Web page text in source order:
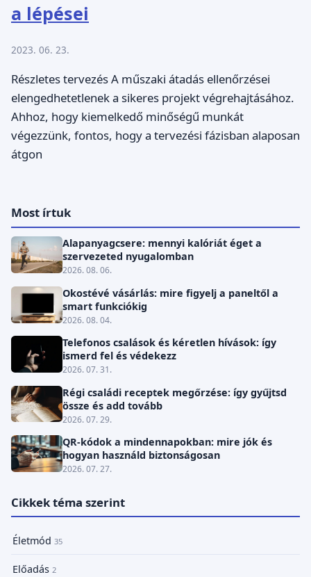
a lépései
2023. 06. 23.
Részletes tervezés A műszaki átadás ellenőrzései
elengedhetetlenek a sikeres projekt végrehajtásához.
Ahhoz, hogy kiemelkedő minőségű munkát
végezzünk, fontos, hogy a tervezési fázisban alaposan
átgon
Most írtuk
Alapanyagcsere: mennyi kalóriát éget a
szervezeted nyugalomban
2026. 08. 06.
Okostévé vásárlás: mire figyelj a paneltől a
smart funkciókig
2026. 08. 04.
Telefonos csalások és kéretlen hívások: így
ismerd fel és védekezz
2026. 07. 31.
Régi családi receptek megőrzése: így gyűjtsd
össze és add tovább
2026. 07. 29.
QR-kódok a mindennapokban: mire jók és
hogyan használd biztonságosan
2026. 07. 27.
Cikkek téma szerint
Életmód 35
Előadás 2